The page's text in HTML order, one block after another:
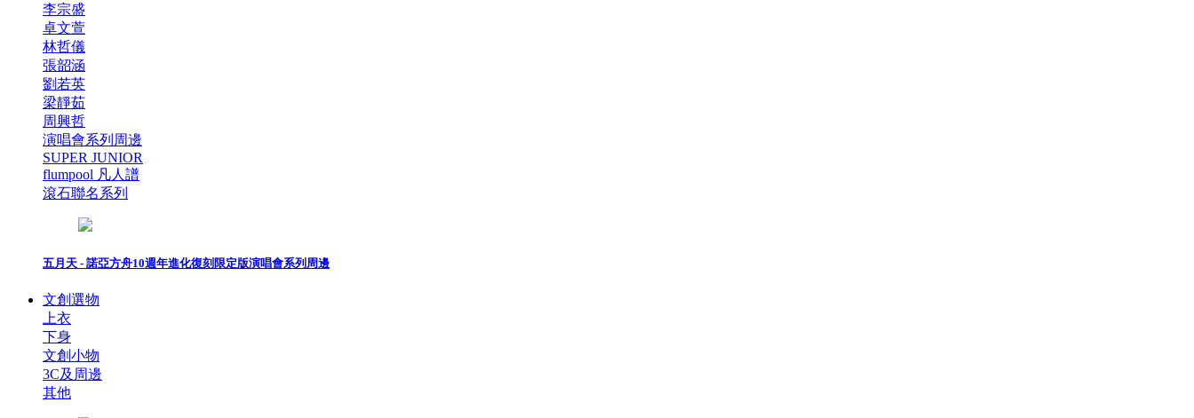
李宗盛
卓文萱
林哲儀
張韶涵
劉若英
梁靜茹
周興哲
演唱會系列周邊
SUPER JUNIOR
flumpool 凡人譜
滾石聯名系列
五月天 - 諾亞方舟10週年進化復刻限定版演唱會系列周邊
文創選物
上衣
下身
文創小物
3C及周邊
其他